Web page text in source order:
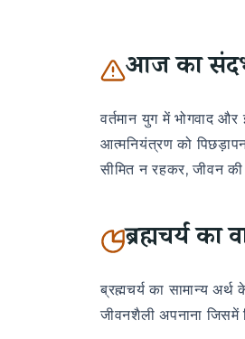
आज का
वर्तमान युग में भोगवाद
आत्मनियंत्रण को
सीमित न रहकर, जीवन
ब्रह्मचर्य का
ब्रह्मचर्य का सामान्य
जीवनशैली अपनाना जिसमें